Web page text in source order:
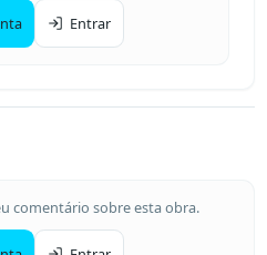
Entrar
comentário sobre esta obra.